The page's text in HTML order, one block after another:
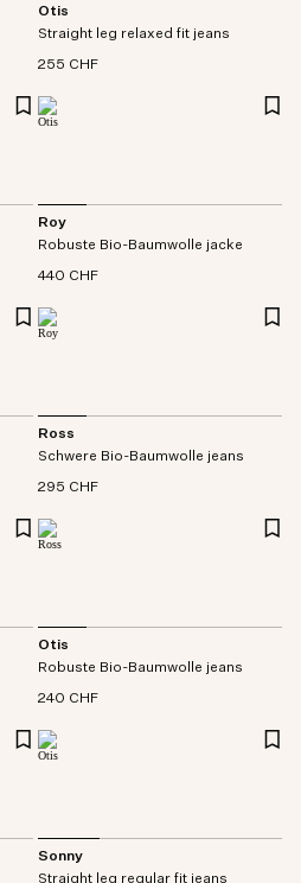
Otis
Straight leg relaxed fit jeans
255 CHF
Roy
Robuste Bio-Baumwolle jacke
440 CHF
Ross
Schwere Bio-Baumwolle jeans
295 CHF
Otis
Robuste Bio-Baumwolle jeans
240 CHF
Sonny
Straight leg regular fit jeans